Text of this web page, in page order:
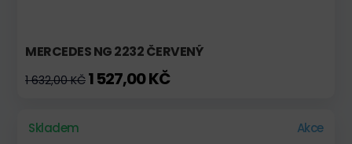
MERCEDES NG 2232 ČERVENÝ
1 632,00 KČ 1 527,00 KČ
Skladem Akce